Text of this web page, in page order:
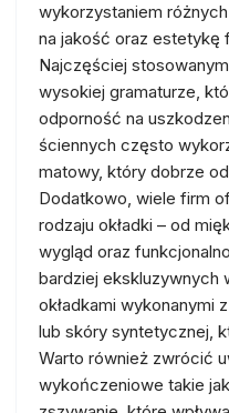
wykorzystaniem
na jakość oraz estetykę
Najczęściej
wysokiej gramaturze,
odporność na
ściennych często
matowy, który dobrze
Dodatkowo, wiele firm
rodzaju okładki – od
wygląd oraz
bardziej ekskluzywnych
okładkami wykonanymi
lub skóry syntetycznej,
Warto również zwrócić
wykończeniowe takie